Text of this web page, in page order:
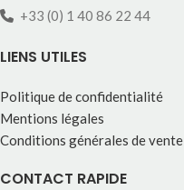
+33 (0) 1 40 86 22 44
LIENS UTILES
Politique de confidentialité
Mentions légales
Conditions générales de vente
CONTACT RAPIDE